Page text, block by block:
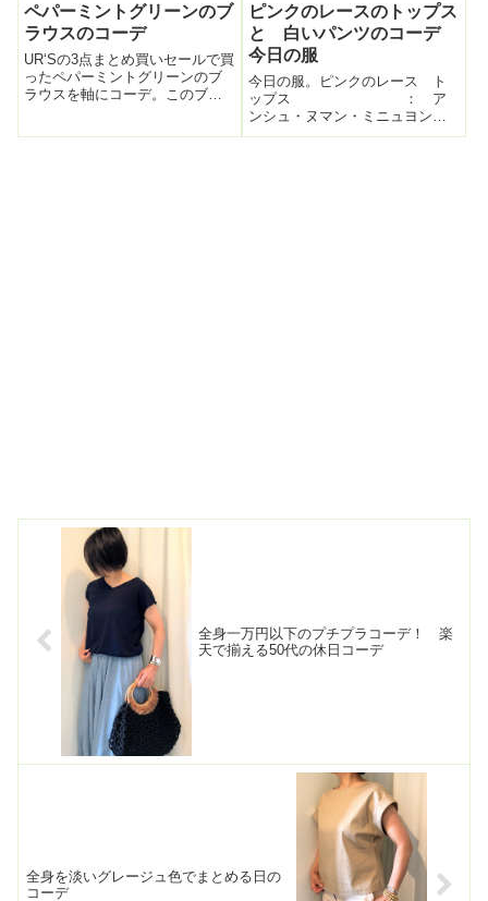
ペパーミントグリーンのブ
ラウスのコーデ
UR‘Sの3点まとめ買いセールで買
ったペパーミントグリーンのブ
ラウスを軸にコーデ。このブラ
ピンクのレースのトップス
と 白いパンツのコーデ
今日の服
今日の服。ピンクのレース ト
ップス ： ア
ンシュ・ヌマン・ミニュヨンジ
ャケッ
全身一万円以下のプチプラコーデ！ 楽
天で揃える50代の休日コーデ
全身を淡いグレージュ色でまとめる日の
コーデ